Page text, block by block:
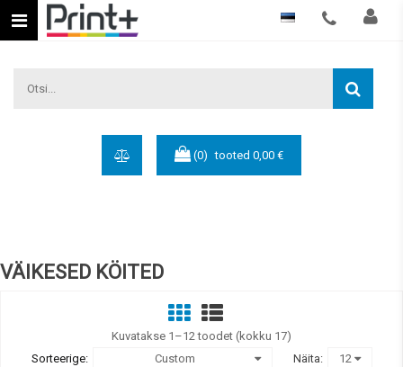
Eesti keel
(0) tooted 0,00 €
VÄIKESED KÖITED
Kuvatakse 1–12 toodet (kokku 17)
Sorteerige:
Custom Näita: 12